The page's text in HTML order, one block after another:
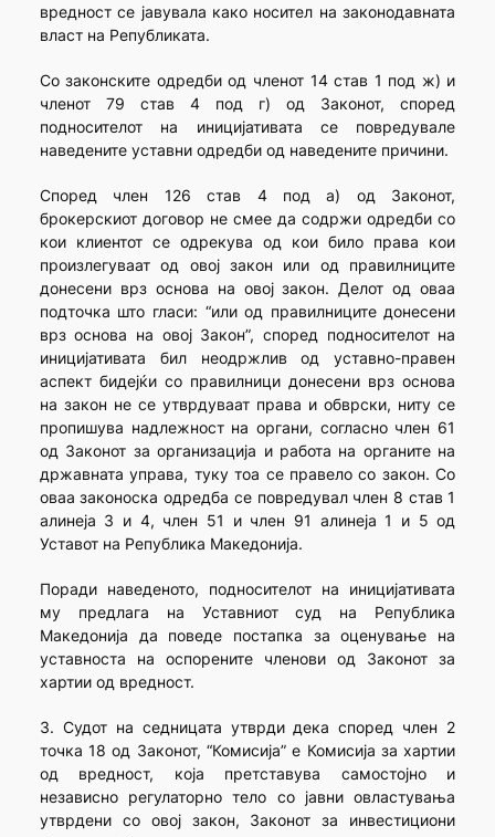
вредност се јавувала како носител на законодавната
власт на Републиката.
Со законските одредби од членот 14 став 1 под ж) и
членот 79 став 4 под г) од Законот, според
подносителот на иницијативата се повредувале
наведените уставни одредби од наведените причини.
Според член 126 став 4 под а) од Законот,
брокерскиот договор не смее да содржи одредби со
кои клиентот се одрекува од кои било права кои
произлегуваат од овој закон или од правилниците
донесени врз основа на овој закон. Делот од оваа
подточка што гласи: “или од правилниците донесени
врз основа на овој Закон”, според подносителот на
иницијативата бил неодржлив од уставно-правен
аспект бидејќи со правилници донесени врз основа
на закон не се утврдуваат права и обврски, ниту се
пропишува надлежност на органи, согласно член 61
од Законот за организација и работа на органите на
државната управа, туку тоа се правело со закон. Со
оваа законоска одредба се повредувал член 8 став 1
алинеја 3 и 4, член 51 и член 91 алинеја 1 и 5 од
Уставот на Република Македонија.
Поради наведеното, подносителот на иницијативата
му предлага на Уставниот суд на Република
Македонија да поведе постапка за оценување на
уставноста на оспорените членови од Законот за
хартии од вредност.
3. Судот на седницата утврди дека според член 2
точка 18 од Законот, “Комисија” е Комисија за хартии
од вредност, која претставува самостојно и
независно регулаторно тело со јавни овластувања
утврдени со овој закон, Законот за инвестициони